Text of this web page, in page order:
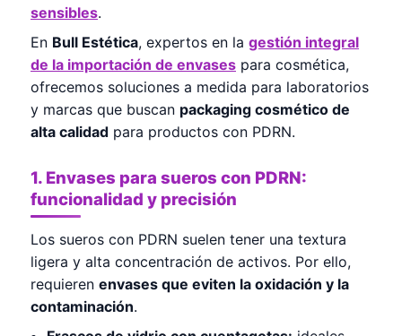
sensibles.
En Bull Estética, expertos en la gestión integral
de la importación de envases para cosmética,
ofrecemos soluciones a medida para laboratorios
y marcas que buscan packaging cosmético de
alta calidad para productos con PDRN.
1. Envases para sueros con PDRN:
funcionalidad y precisión
Los sueros con PDRN suelen tener una textura
ligera y alta concentración de activos. Por ello,
requieren envases que eviten la oxidación y la
contaminación.